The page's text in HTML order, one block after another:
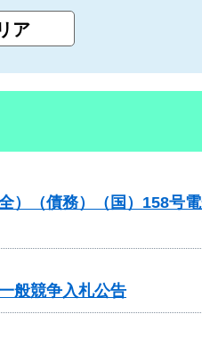
）（債務）（国）158号
般競争入札公告